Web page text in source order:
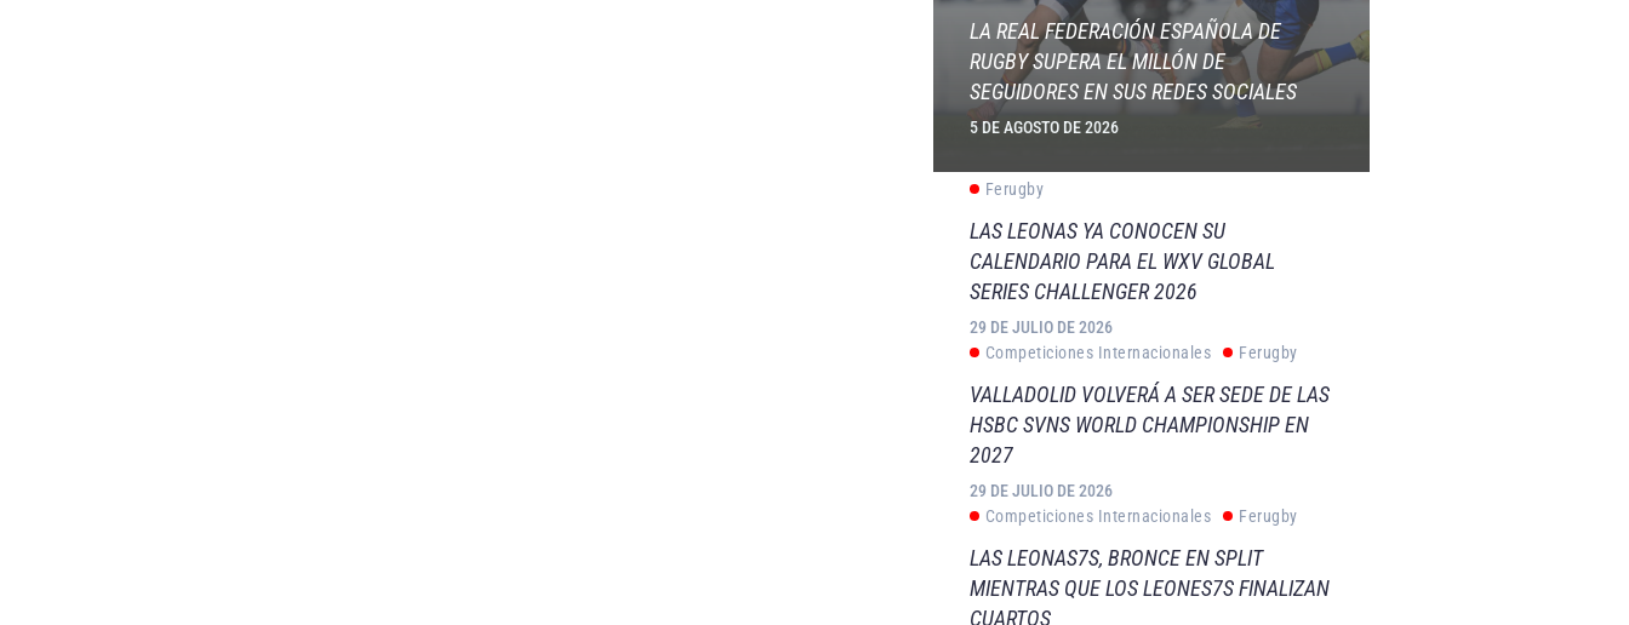
LA REAL FEDERACIÓN ESPAÑOLA DE
RUGBY SUPERA EL MILLÓN DE
SEGUIDORES EN SUS REDES SOCIALES
5 DE AGOSTO DE 2026
Ferugby
LAS LEONAS YA CONOCEN SU
CALENDARIO PARA EL WXV GLOBAL
SERIES CHALLENGER 2026
29 DE JULIO DE 2026
Competiciones Internacionales
Ferugby
VALLADOLID VOLVERÁ A SER SEDE DE LAS
HSBC SVNS WORLD CHAMPIONSHIP EN
2027
29 DE JULIO DE 2026
Competiciones Internacionales
Ferugby
LAS LEONAS7S, BRONCE EN SPLIT
MIENTRAS QUE LOS LEONES7S FINALIZAN
CUARTOS